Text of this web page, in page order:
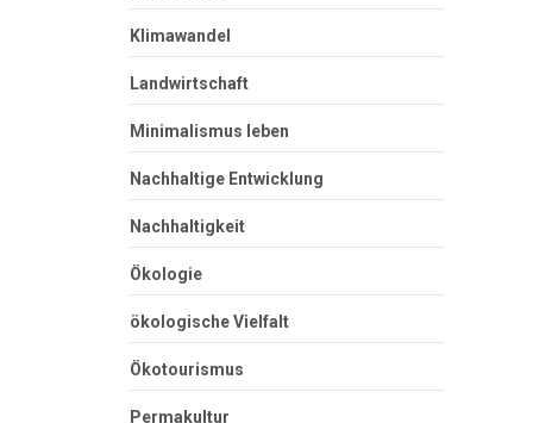
Klimawandel
Landwirtschaft
Minimalismus leben
Nachhaltige Entwicklung
Nachhaltigkeit
Ökologie
ökologische Vielfalt
Ökotourismus
Permakultur